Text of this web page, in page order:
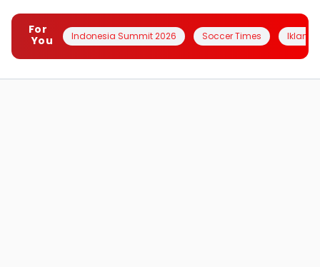
For
You
Indonesia Summit 2026 Soccer Times Iklanin